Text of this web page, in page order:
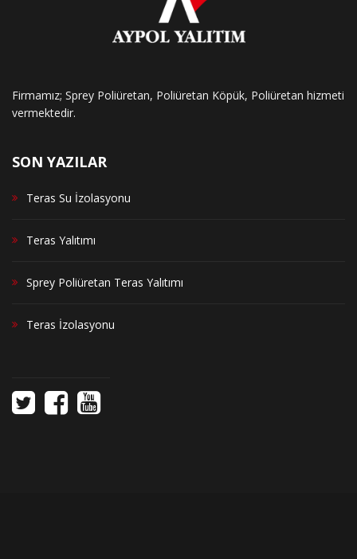
Firmamız; Sprey Poliüretan, Poliüretan Köpük, Poliüretan hizmeti
vermektedir.
SON YAZILAR
Teras Su İzolasyonu
Teras Yalıtımı
Sprey Poliüretan Teras Yalıtımı
Teras İzolasyonu